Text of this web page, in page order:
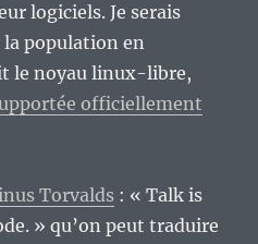
logiciels. Je serais
population en
le noyau linux-libre,
officiellement
Torvalds : « Talk is
» qu’on peut traduire